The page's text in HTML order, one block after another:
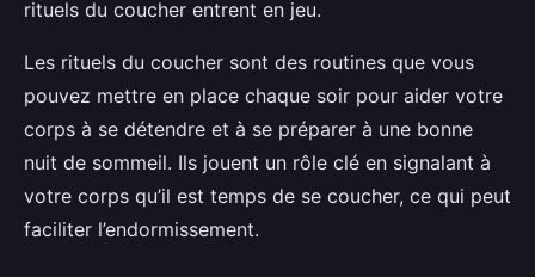
rituels du coucher entrent en jeu.
Les rituels du coucher sont des routines que vous
pouvez mettre en place chaque soir pour aider votre
corps à se détendre et à se préparer à une bonne
nuit de sommeil. Ils jouent un rôle clé en signalant à
votre corps qu’il est temps de se coucher, ce qui peut
faciliter l’endormissement.